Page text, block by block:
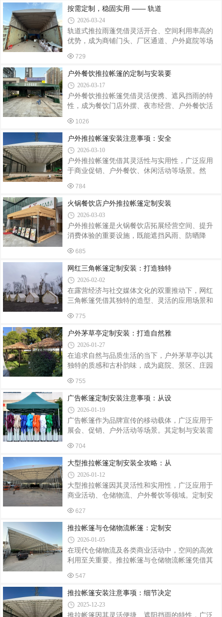
一致，检查帐篷布料、支架、连接件等配件
阳、防雨、防风、灵活伸缩等特点，既能拓展用
餐区域，又能打造舒适的就餐氛围，深受餐饮经
营者青睐。火锅餐饮专用推拉帐篷，在设计上充
分贴合经营需求。整体采用加粗加厚钢结构框
架，稳固抗风、承重性强，即便遇到风雨天气也
能安心使用。篷布选用加厚防水防晒材质，耐脏
帐篷内部空间开阔，无多余立柱遮挡，方便摆放
按需定制，稳固实用 —— 轨道
2026-03-24
轨道式推拉雨蓬凭借灵活开合、空间利用率高的
优势，成为商铺门头、厂区通道、户外庭院等场
贴合使用场景与实际需求，兼顾结构稳固、尺寸
精准与安装规范，才能让雨蓬发挥长效使用价
值，适配多元户外场景的遮护需求。精准定制是
轨道式推拉雨蓬适配场景的关键。定制前需根据
使用区域的实际尺寸、使用需求确定雨蓬规格，
商铺门头需匹配门面宽度与挑出长度，厂区通道
则要兼顾车辆通行高度与宽度，户外庭院可根据
用环境，户外露天场景优先选用抗紫外线、耐
729
户外餐饮推拉帐篷的定制与安装要
2026-03-17
户外餐饮推拉帐篷凭借灵活便携、遮风挡雨的特
性，成为餐饮门店外摆、夜市经营、户外餐饮活
景的实用性、安全性与美观性，适配不同经营需
求与场地条件，打造合规又实用的户外餐饮空
间，以下为核心定制安装要点。定制设计以餐饮
场景适配为核心，兼顾功能性与个性化。尺寸定
制需结合外摆场地大小与经营需求，常规涵盖
33m、46m 等规格，也可按需定制异形尺寸，确保
空间利用率最大化；材质选择直接决定帐篷耐用
适配户外阴晴雨雪天气，支架选用加厚镀锌钢
1026
户外推拉帐篷安装注意事项：安全
2026-03-10
户外推拉帐篷凭借其灵活性与实用性，广泛应用
于商业促销、户外餐饮、休闲活动等场景。然
性、使用寿命及使用安全。以下从选址、组装、
固定、检查四个环节梳理关键注意事项。一、选
址：避开隐患，确保基础稳固安装前需对场地进
行全面评估。首先，避开低洼积水区、斜坡或松
软土地，防止雨水倒灌或地基下沉导致帐篷倾
斜。若必须在软土地面安装，需铺设厚度≥5cm的
木板或钢板作为承重基座，分散压力。其次，远
至少3米的安全距离。此外，避开火源、化学污
784
火锅餐饮店户外推拉帐篷定制安装
2026-03-03
户外推拉帐篷是火锅餐饮店拓展经营空间、提升
消费体验的重要设施，既能遮挡风雨、防晒降
餐饮的特殊需求，定制与安装需兼顾实用性、安
全性和适配性，重点把控以下关键环节，确保帐
篷耐用、合规且贴合经营需求。定制环节需精准
适配火锅餐饮场景，避免盲目跟风。首先要结合
门店户外场地尺寸，确定帐篷的宽度、长度和高
度，预留足够的用餐空间和通道，同时兼顾推拉
灵活性，确保不占用消防通道、不影响行人通
刮布，表面涂覆纳米氟碳树脂，具备防油污、防
水
685
网红三角帐篷定制安装：打造独特
2026-02-02
在露营经济与社交媒体文化的双重推动下，网红
三角帐篷凭借其独特的造型、灵活的应用场景和
打造差异化户外空间的热门选择。其安装过程融
合了结构力学与美学设计，需兼顾稳固性、功能
性与视觉效果。一、定制设计：从需求到方案的
精准转化网红三角帐篷的定制需以用户场景为核
心。例如，景区露营基地需考虑帐篷的抗风等级
（通常需达到8级以上）和防水性能（外帐防水指
数需≥3000MM），同时通过异形结构或灯光系统
计，采用双层结构配合可调节纱窗，兼顾防
775
户外茅草亭定制安装：打造自然雅
2026-01-27
在追求自然与品质生活的当下，户外茅草亭以其
独特的质感和古朴韵味，成为庭院、景区、庄园
成，每一个环节都蕴含着对自然美学的诠释与工
艺的考究。定制设计：融合环境与功能户外茅草
亭的定制需以场地特性为出发点。首先，要考量
安装位置的朝向、光照和周边景观。若位于庭院
中央，可设计为六角或八角亭，成为视觉焦点；
若依傍池塘或花园，则以四角亭搭配开放式结
构，让自然景色与亭内空间无缝衔接。其次，功
足够空间放置桌椅，并考虑遮阳与通风；若作为
755
广告帐篷定制安装注意事项：从设
2026-01-19
广告帐篷作为品牌宣传的移动载体，广泛应用于
展会、促销、户外活动等场景。其定制与安装需
能影响使用体验甚至引发安全隐患。以下从定制
设计、材料选择、安装规范三个维度梳理关键注
意事项，助您打造高效、耐用的品牌展示空间。
一、定制设计：精准匹配需求与场景尺寸与结构
适配根据使用场景确定帐篷尺寸，如展会活动建
议选择3m×3m或3m×6m标准规格，便于快速搭建
且符合场地规划；户外长期使用需考虑抗风性，
空间，避免遮挡视线或影响人员通行。品牌
704
大型推拉帐篷定制安装全攻略：从
2026-01-12
大型推拉帐篷因其灵活性和实用性，广泛应用于
商业活动、仓储物流、户外餐饮等领域。定制安
从设计、选材、安装、验收四个维度解析关键要
点。一、个性化设计：精准匹配场景需求定制前
需明确使用场景与功能需求。例如，餐饮大排档
需预留通风口与照明线路；物流仓库需设计防雨
檐与承重支架；体育场馆需考虑抗风等级与伸缩
轨道。成都鑫奇达建材有限公司通过3D建模技
术，可模拟不同天气条件下的帐篷状态，优化排
刀架数量，使帐篷抗风能力提升至12级，成功
627
推拉帐篷与仓储物流帐篷：定制安
2026-01-05
在现代仓储物流及各类商业活动中，空间的高效
利用至关重要。推拉帐篷与仓储物流帐篷凭借其
定制安装服务，则能进一步贴合实际需求，实现
空间利用的最大化。精准定制：贴合多元需求每
个企业的仓储物流场景和活动需求都各不相同，
因此帐篷的定制化设计显得尤为关键。对于仓储
547
推拉帐篷安装注意事项：细节决定
2025-12-23
推拉帐篷因其灵活便捷、遮阳挡雨的特性，广泛